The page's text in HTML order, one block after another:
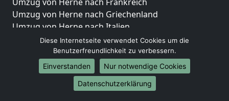
Umzug von Herne nach Griechenland
Umzug von Herne nach Italien
Umzug von Herne nach Liechtenstein
Umzug von Herne nach Luxemburg
Umzug von Herne nach Niederlande
Umzug von Herne nach Norwegen
Umzüge-Deutschlandweit
Diese Internetseite verwendet Cookies um die
Benutzerfreundlichkeit zu verbessern.
Einverstanden
Nur notwendige Cookies
Datenschutzerklärung